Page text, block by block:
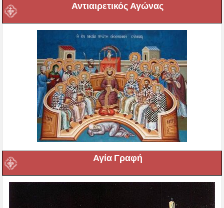
Αντιαιρετικός Αγώνας
Αγία Γραφή